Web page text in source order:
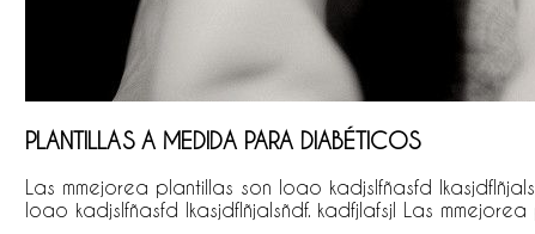
PLANTILLAS A MEDIDA PARA DIABÉTICOS
Las mmejorea plantillas son loao kadjslfñasfd
loao kadjslfñasfd lkasjdflñjalsñdf. kadfjlafsjl Las